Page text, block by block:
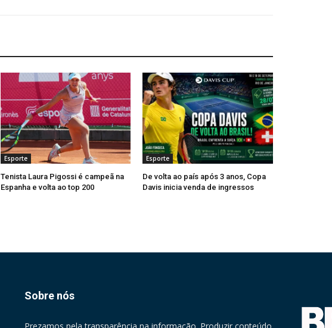
Esporte
Tenista Laura Pigossi é campeã na
Espanha e volta ao top 200
Esporte
De volta ao país após 3 anos, Copa
Davis inicia venda de ingressos
Sobre nós